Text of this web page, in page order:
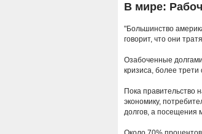
В мире:
"Большинство
говорит, что они
Озабоченные
кризиса, более
Пока правительство
экономику,
долгов, а посещения